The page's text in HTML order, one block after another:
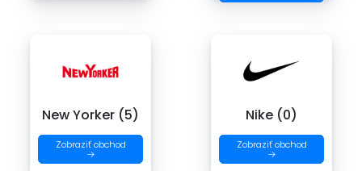
New Yorker (5)
Zobraziť obchod
→
Nike (0)
Zobraziť obchod
→